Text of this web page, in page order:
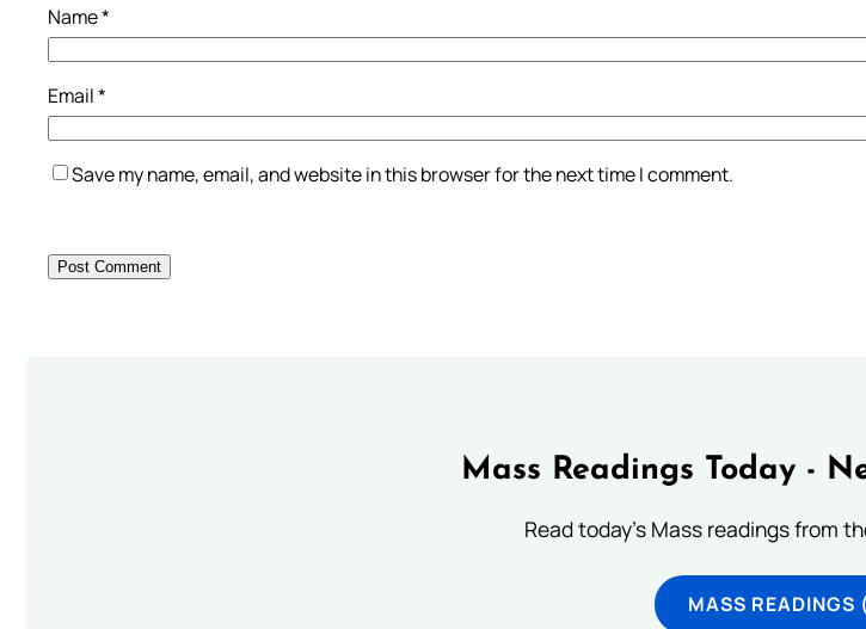
Name*
Email*
Save my name, email, and website in this browser for the next time I comment.
Mass Readings Today -
Read today's Mass readings from
MASS READINGS